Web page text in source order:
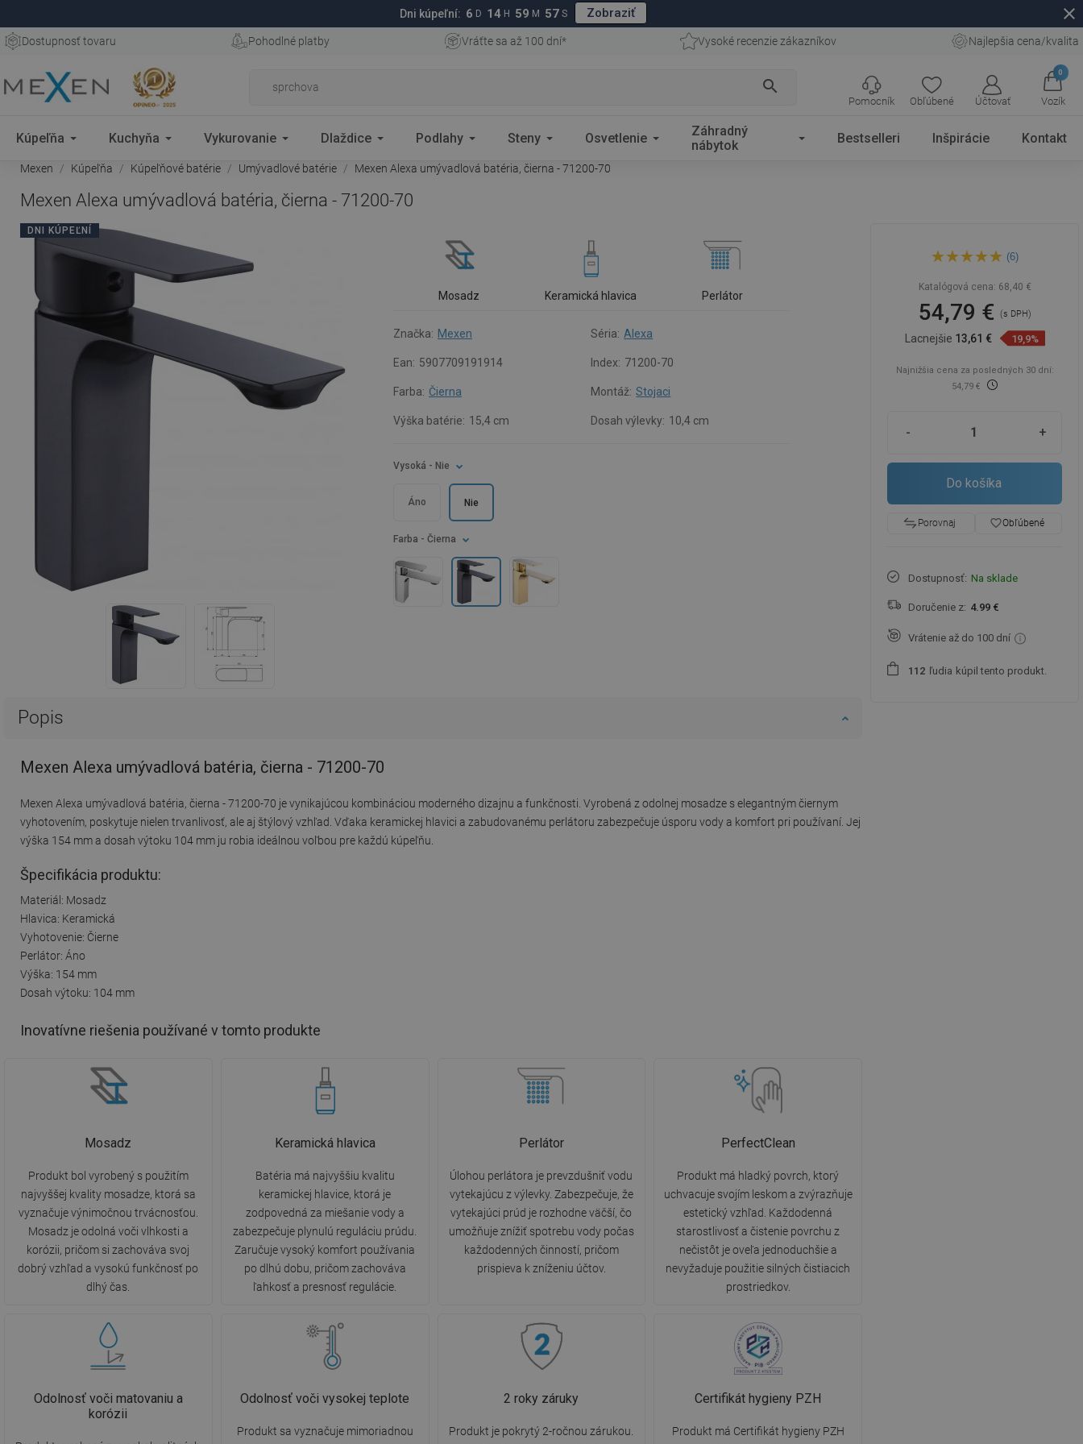
Dni kúpeľní: 6 D 14 H 59 M 56 S Zobraziť close
Dostupnosť tovaru Pohodlné platby Vráťte sa až 100 dní* Vysoké recenzie zákazníkov Najlepšia cena/kvalita
search
Obľúbené Účtovať
0
Vozík
Pomocník
Kúpeľňa Kuchyňa Vykurovanie Dlaždice Podlahy Steny Osvetlenie
Záhradný
nábytok
Bestselleri Inšpirácie Kontakt
Mexen Kúpeľňa Kúpeľňové batérie Umývadlové batérie Mexen Alexa umývadlová batéria, čierna - 71200-70
Mexen Alexa umývadlová batéria, čierna - 71200-70
DNI KÚPEĽNÍ
Mosadz Keramická hlavica Perlátor
Značka: Mexen Séria: Alexa
Ean: 5907709191914 Index: 71200-70
Farba: Čierna Montáž: Stojaci
Výška batérie: 15,4 cm Dosah výlevky: 10,4 cm
Farba - Čierna
Vysoká - Nie
Nie
Áno
Popis
Mexen Alexa umývadlová batéria, čierna - 71200-70
Mexen Alexa umývadlová batéria, čierna - 71200-70 je vynikajúcou kombináciou moderného dizajnu a funkčnosti. Vyrobená z odolnej mosadze s elegantným čiernym
vyhotovením, poskytuje nielen trvanlivosť, ale aj štýlový vzhľad. Vďaka keramickej hlavici a zabudovanému perlátoru zabezpečuje úsporu vody a komfort pri používaní. Jej
výška 154 mm a dosah výtoku 104 mm ju robia ideálnou voľbou pre každú kúpeľňu.
Špecifikácia produktu:
Materiál: Mosadz
Hlavica: Keramická
Vyhotovenie: Čierne
Perlátor: Áno
Výška: 154 mm
Dosah výtoku: 104 mm
Inovatívne riešenia používané v tomto produkte
Mosadz
Produkt bol vyrobený s použitím
najvyššej kvality mosadze, ktorá sa
vyznačuje výnimočnou trvácnosťou.
Mosadz je odolná voči vlhkosti a
korózii, pričom si zachováva svoj
dobrý vzhľad a vysokú funkčnosť po
dlhý čas.
Keramická hlavica
Batéria má najvyššiu kvalitu
keramickej hlavice, ktorá je
zodpovedná za miešanie vody a
zabezpečuje plynulú reguláciu prúdu.
Zaručuje vysoký komfort používania
po dlhú dobu, pričom zachováva
ľahkosť a presnosť regulácie.
Perlátor
Úlohou perlátora je prevzdušniť vodu
vytekajúcu z výlevky. Zabezpečuje, že
vytekajúci prúd je rozhodne väčší, čo
umožňuje znížiť spotrebu vody počas
každodenných činností, pričom
prispieva k zníženiu účtov.
PerfectClean
Produkt má hladký povrch, ktorý
uchvacuje svojím leskom a zvýrazňuje
estetický vzhľad. Každodenná
starostlivosť a čistenie povrchu z
nečistôt je oveľa jednoduchšie a
nevyžaduje použitie silných čistiacich
prostriedkov.
Odolnosť voči matovaniu a
korózii
Odolnosť voči vysokej teplote
Produkt sa vyznačuje mimoriadnou
2 roky záruky
Produkt je pokrytý 2-ročnou zárukou.
Certifikát hygieny PZH
Produkt má Certifikát hygieny PZH
Mexen Alexa umývadlová
batéria, čierna - 71200-70
(6)
Katalógová cena: 68,40 €
54,79 € (s DPH)
Lacnejšie 13,61 € 19,9%
Najnižšia cena za posledných 30 dní:
54,79 €
- +
Do košíka
Porovnaj favorite_borderObľúbené
Dostupnosť: Na sklade
Doručenie z: 4.99 €
Vrátenie až do 100 dní
1 1 2 ľudia kúpil tento produkt.